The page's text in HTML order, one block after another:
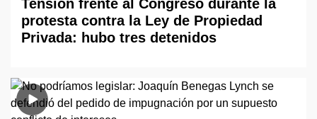
Tensión frente al Congreso durante la
protesta contra la Ley de Propiedad
Privada: hubo tres detenidos